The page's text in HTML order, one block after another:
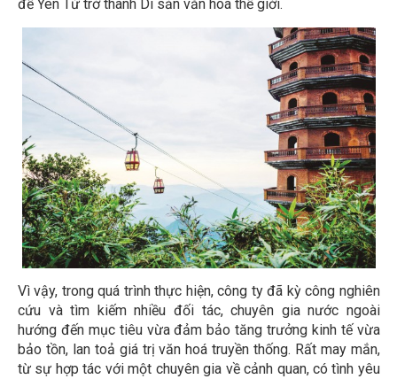
để Yên Tử trở thành Di sản văn hoá thế giới.
Vì vậy, trong quá trình thực hiện, công ty đã kỳ công nghiên
cứu và tìm kiếm nhiều đối tác, chuyên gia nước ngoài
hướng đến mục tiêu vừa đảm bảo tăng trưởng kinh tế vừa
bảo tồn, lan toả giá trị văn hoá truyền thống. Rất may mắn,
từ sự hợp tác với một chuyên gia về cảnh quan, có tình yêu